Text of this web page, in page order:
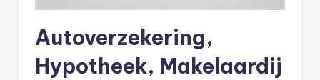
Autoverzekering,
Hypotheek, Makelaardij